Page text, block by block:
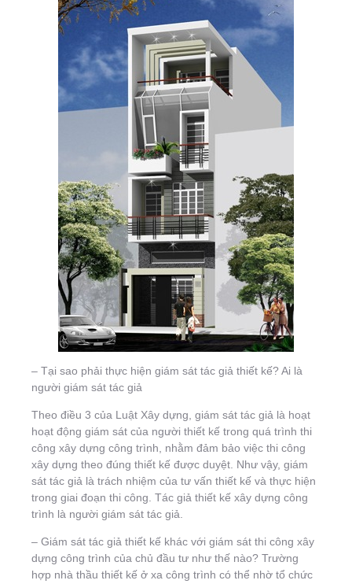
– Tại sao phải thực hiện giám sát tác giả thiết kế? Ai là
người giám sát tác giả
Theo điều 3 của Luật Xây dựng, giám sát tác giả là hoạt
hoạt động giám sát của người thiết kế trong quá trình thi
công xây dựng công trình, nhằm đảm bảo việc thi công
xây dựng theo đúng thiết kế được duyệt. Như vậy, giám
sát tác giả là trách nhiệm của tư vấn thiết kế và thực hiện
trong giai đoạn thi công. Tác giả thiết kế xây dựng công
trình là người giám sát tác giả.
– Giám sát tác giả thiết kế khác với giám sát thi công xây
dựng công trình của chủ đầu tư như thế nào? Trường
hợp nhà thầu thiết kế ở xa công trình có thể nhờ tổ chức